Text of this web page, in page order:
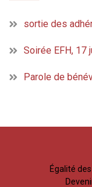
sortie des
Soirée EFH, 17
Parole de
Égalité